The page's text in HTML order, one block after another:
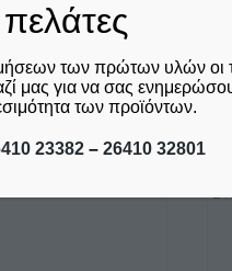
155 KGR
ΙΤΑΛΙΑΣ
των πρώτων υλών οι
μας για να σας
των προϊόντων.
23382– 26410 32801